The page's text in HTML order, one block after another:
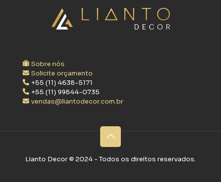
Sobre nós
Solicite orçamento
+55 (11) 4638-5171
+55 (11) 99844-0735
vendas@liantodecor.com.br
Lianto Decor ©‎ 2024 - Todos os direitos reservados.